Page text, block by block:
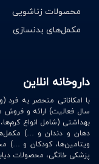
محصولات زناشویی
مکمل‌های بدنسازی
داروخانه انلاین
سال فعالیت) ارائه و فروش
بهداشتی (شامل انواع
دهان و دندان و …)
ویتامین‌ها، کودکان و …)
پزشکی خانگی، محصولات